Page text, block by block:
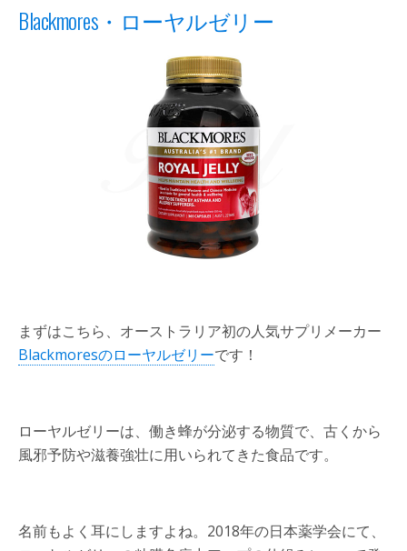
Blackmores・ローヤルゼリー
まずはこちら、オーストラリア初の人気サプリメーカー
Blackmoresのローヤルゼリーです！
ローヤルゼリーは、働き蜂が分泌する物質で、古くから
風邪予防や滋養強壮に用いられてきた食品です。
名前もよく耳にしますよね。2018年の日本薬学会にて、